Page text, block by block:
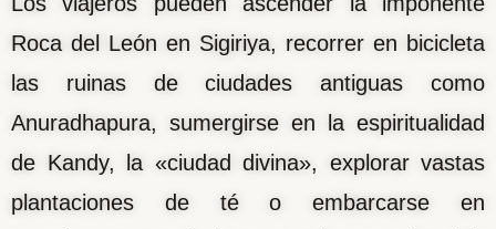
Roca del León en Sigiriya, recorrer en bicicleta
las ruinas de ciudades antiguas como
Anuradhapura, sumergirse en la espiritualidad
de Kandy, la «ciudad divina», explorar vastas
plantaciones de té o embarcarse en